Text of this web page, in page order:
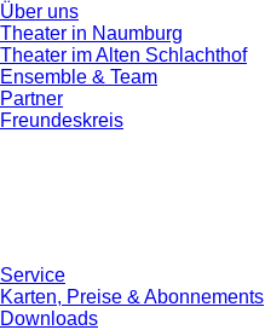
Über uns
Theater in Naumburg
Theater im Alten Schlachthof
Ensemble & Team
Partner
Freundeskreis
Service
Karten, Preise & Abonnements
Downloads